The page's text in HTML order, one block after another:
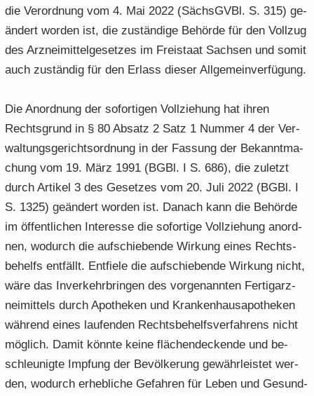
die Ver­ord­nung vom 4. Mai 2022 (Sächs­GVBl. S. 315) ge­
än­dert wor­den ist, die zu­stän­di­ge Be­hör­de für den Voll­zug
des Arz­nei­mit­tel­ge­set­zes im Frei­staat Sach­sen und somit
auch zu­stän­dig für den Er­lass die­ser All­ge­mein­ver­fü­gung.
Die An­ord­nung der so­for­ti­gen Voll­zie­hung hat ihren
Rechts­grund in § 80 Ab­satz 2 Satz 1 Num­mer 4 der Ver­
wal­tungs­ge­richts­ord­nung in der Fas­sung der Be­kannt­ma­
chung vom 19. März 1991 (BGBl. I S. 686), die zu­letzt
durch Ar­ti­kel 3 des Ge­set­zes vom 20. Juli 2022 (BGBl. I
S. 1325) ge­än­dert wor­den ist. Da­nach kann die Be­hör­de
im öf­fent­li­chen In­ter­es­se die so­for­ti­ge Voll­zie­hung an­ord­
nen, wo­durch die auf­schie­ben­de Wir­kung eines Rechts­
be­helfs ent­fällt. Ent­fie­le die auf­schie­ben­de Wir­kung nicht,
wäre das In­ver­kehr­brin­gen des vor­ge­nann­ten Fer­tig­arz­
nei­mit­tels durch Apo­the­ken und Kran­ken­hau­s­apo­the­ken
wäh­rend eines lau­fen­den Rechts­be­helfs­ver­fah­rens nicht
mög­lich. Damit könn­te keine flä­chen­de­cken­de und be­
schleu­nig­te Imp­fung der Be­völ­ke­rung ge­währ­leis­tet wer­
den, wo­durch er­heb­li­che Ge­fah­ren für Leben und Ge­sund­